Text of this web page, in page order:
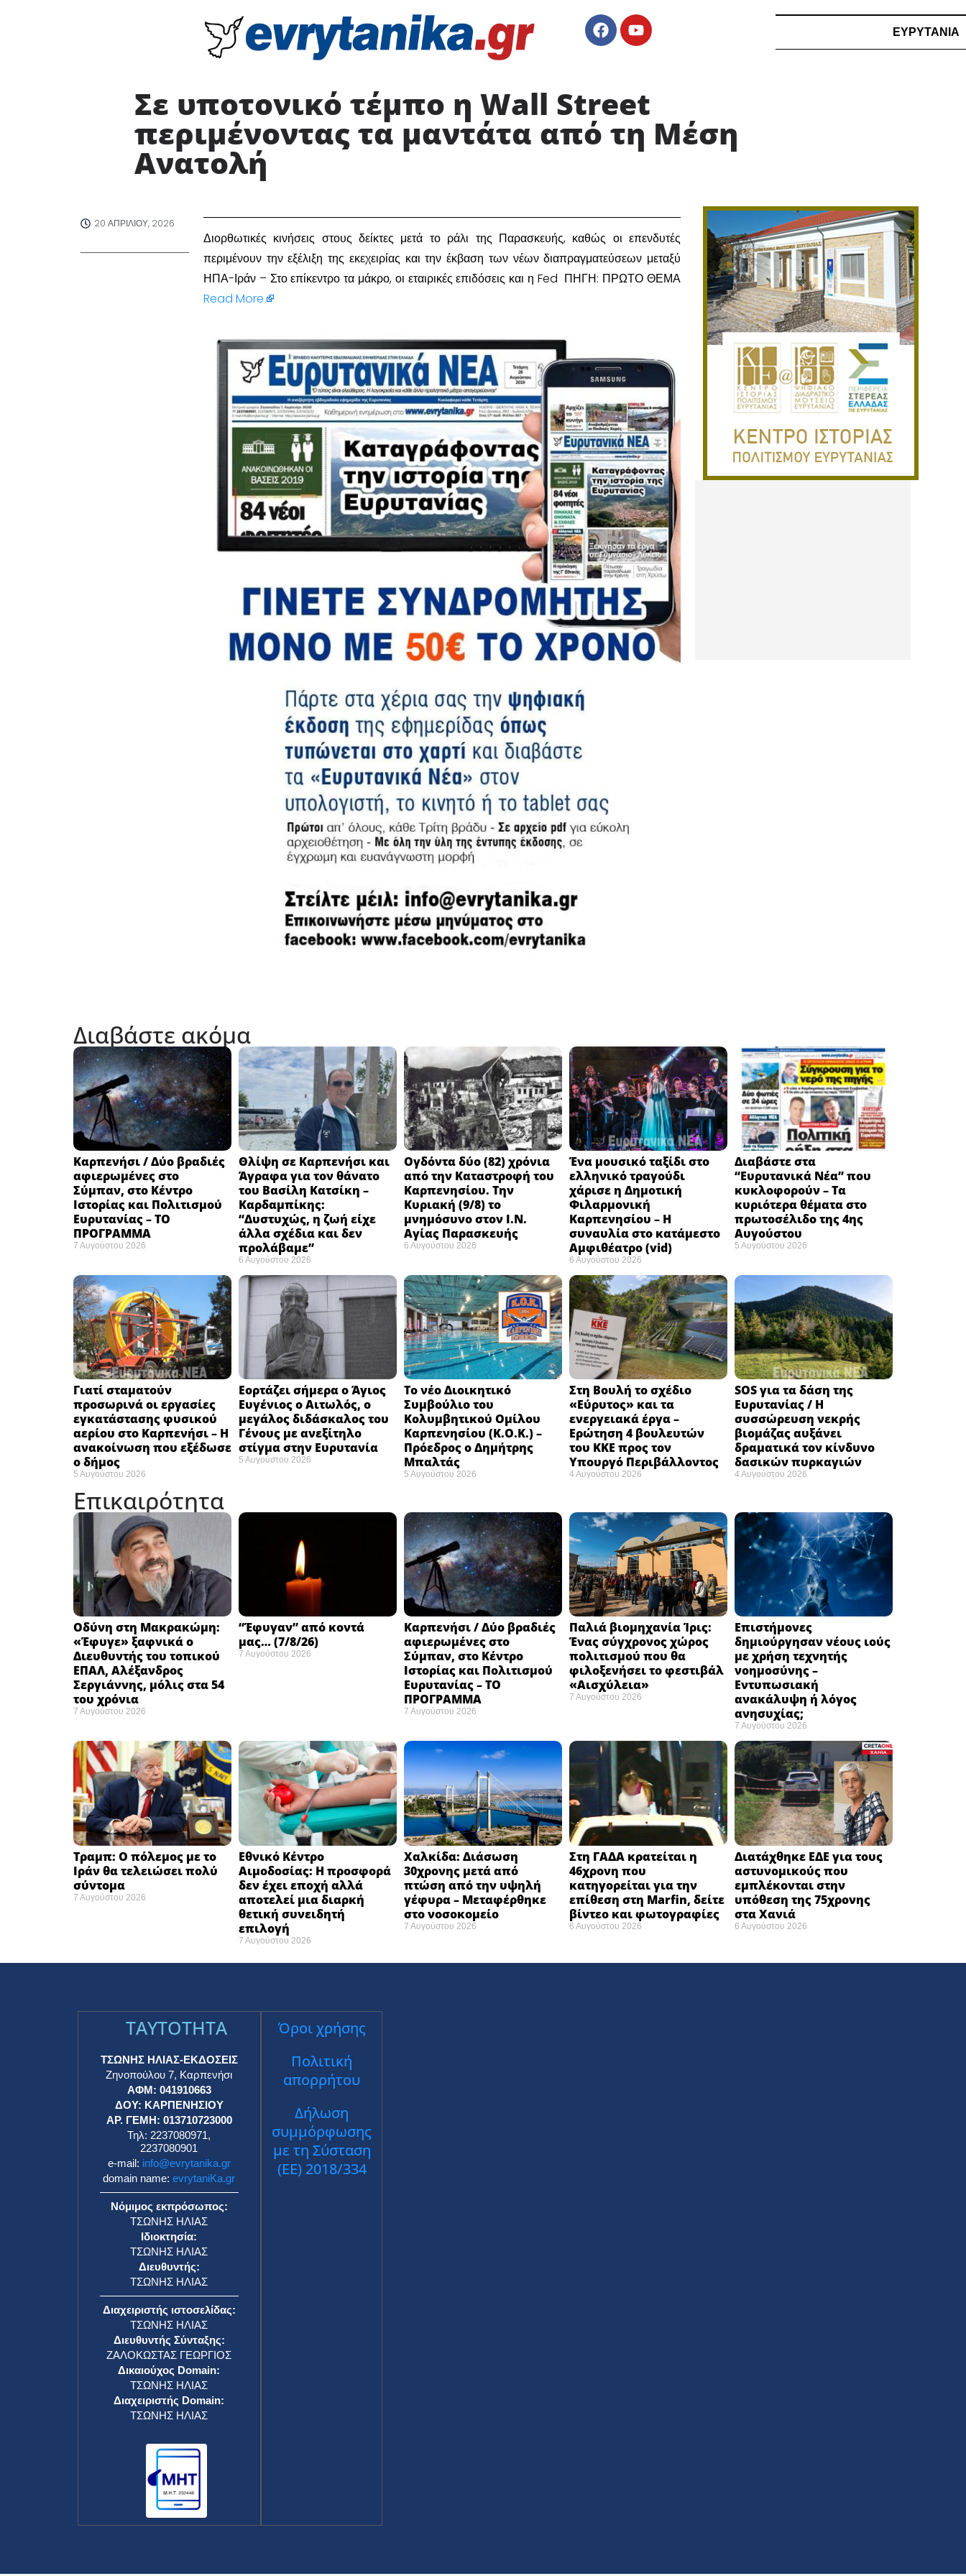
ΕΥΡΥΤΑΝΙΑ
Σε υποτονικό τέμπο η Wall Street
περιμένοντας τα μαντάτα από τη Μέση
Ανατολή
20 ΑΠΡΙΛΊΟΥ, 2026
Διορθωτικές κινήσεις στους δείκτες μετά το ράλι της Παρασκευής, καθώς οι επενδυτές
περιμένουν την εξέλιξη της εκεχειρίας και την έκβαση των νέων διαπραγματεύσεων μεταξύ
ΗΠΑ-Ιράν – Στο επίκεντρο τα μάκρο, οι εταιρικές επιδόσεις και η Fed ΠΗΓΗ: ΠΡΩΤΟ ΘΕΜΑ
Read More
Διαβάστε ακόμα
Καρπενήσι / Δύο βραδιές
αφιερωμένες στο
Σύμπαν, στο Κέντρο
Ιστορίας και Πολιτισμού
Ευρυτανίας – ΤΟ
ΠΡΟΓΡΑΜΜΑ
7 Αυγούστου 2026
Θλίψη σε Καρπενήσι και
Άγραφα για τον θάνατο
του Βασίλη Κατσίκη –
Καρδαμπίκης:
“Δυστυχώς, η ζωή είχε
άλλα σχέδια και δεν
προλάβαμε”
6 Αυγούστου 2026
Ογδόντα δύο (82) χρόνια
από την Καταστροφή του
Καρπενησίου. Την
Κυριακή (9/8) το
μνημόσυνο στον Ι.Ν.
Αγίας Παρασκευής
6 Αυγούστου 2026
Ένα μουσικό ταξίδι στο
ελληνικό τραγούδι
χάρισε η Δημοτική
Φιλαρμονική
Καρπενησίου – Η
συναυλία στο κατάμεστο
Αμφιθέατρο (vid)
6 Αυγούστου 2026
Διαβάστε στα
“Ευρυτανικά Νέα” που
κυκλοφορούν – Τα
κυριότερα θέματα στο
πρωτοσέλιδο της 4ης
Αυγούστου
5 Αυγούστου 2026
Γιατί σταματούν
προσωρινά οι εργασίες
εγκατάστασης φυσικού
αερίου στο Καρπενήσι – Η
ανακοίνωση που εξέδωσε
ο δήμος
5 Αυγούστου 2026
Εορτάζει σήμερα ο Άγιος
Ευγένιος ο Αιτωλός, ο
μεγάλος διδάσκαλος του
Γένους με ανεξίτηλο
στίγμα στην Ευρυτανία
5 Αυγούστου 2026
Το νέο Διοικητικό
Συμβούλιο του
Κολυμβητικού Ομίλου
Καρπενησίου (Κ.Ο.Κ.) –
Πρόεδρος ο Δημήτρης
Μπαλτάς
5 Αυγούστου 2026
Στη Βουλή το σχέδιο
«Εύρυτος» και τα
ενεργειακά έργα –
Ερώτηση 4 βουλευτών
του ΚΚΕ προς τον
Υπουργό Περιβάλλοντος
4 Αυγούστου 2026
SOS για τα δάση της
Ευρυτανίας / Η
συσσώρευση νεκρής
βιομάζας αυξάνει
δραματικά τον κίνδυνο
δασικών πυρκαγιών
4 Αυγούστου 2026
Επικαιρότητα
Οδύνη στη Μακρακώμη:
«Έφυγε» ξαφνικά ο
Διευθυντής του τοπικού
ΕΠΑΛ, Αλέξανδρος
Σεργιάννης, μόλις στα 54
του χρόνια
7 Αυγούστου 2026
“Έφυγαν” από κοντά
μας… (7/8/26)
7 Αυγούστου 2026
Καρπενήσι / Δύο βραδιές
αφιερωμένες στο
Σύμπαν, στο Κέντρο
Ιστορίας και Πολιτισμού
Ευρυτανίας – ΤΟ
ΠΡΟΓΡΑΜΜΑ
7 Αυγούστου 2026
Παλιά βιομηχανία Ίρις:
Ένας σύγχρονος χώρος
πολιτισμού που θα
φιλοξενήσει το φεστιβάλ
«Αισχύλεια» ​
7 Αυγούστου 2026
Επιστήμονες
δημιούργησαν νέους ιούς
με χρήση τεχνητής
νοημοσύνης –
Εντυπωσιακή
ανακάλυψη ή λόγος
ανησυχίας; ​
7 Αυγούστου 2026
Τραμπ: Ο πόλεμος με το
Ιράν θα τελειώσει πολύ
σύντομα ​
7 Αυγούστου 2026
Εθνικό Κέντρο
Αιμοδοσίας: H προσφορά
δεν έχει εποχή αλλά
αποτελεί μια διαρκή
θετική συνειδητή
επιλογή ​
7 Αυγούστου 2026
Χαλκίδα: Διάσωση
30χρονης μετά από
πτώση από την υψηλή
γέφυρα – Μεταφέρθηκε
στο νοσοκομείο ​
7 Αυγούστου 2026
Στη ΓΑΔΑ κρατείται η
46χρονη που
κατηγορείται για την
επίθεση στη Marfin, δείτε
βίντεο και φωτογραφίες
6 Αυγούστου 2026
Διατάχθηκε ΕΔΕ για τους
αστυνομικούς που
εμπλέκονται στην
υπόθεση της 75χρονης
στα Χανιά
6 Αυγούστου 2026
TAYTOTHTA
ΤΣΩΝΗΣ ΗΛΙΑΣ-ΕΚΔΟΣΕΙΣ
Ζηνοπούλου 7, Καρπενήσι
ΑΦΜ: 041910663
ΔΟΥ: ΚΑΡΠΕΝΗΣΙΟΥ
ΑΡ. ΓΕΜΗ: 013710723000
Τηλ: 2237080971,
2237080901
e-mail: info@evrytanika.gr
domain name:evrytaniKa.gr
Νόμιμος εκπρόσωπος:
ΤΣΩΝΗΣ ΗΛΙΑΣ
Ιδιοκτησία:
ΤΣΩΝΗΣ ΗΛΙΑΣ
Διευθυντής:
ΤΣΩΝΗΣ ΗΛΙΑΣ
Διαχειριστής ιστοσελίδας:
ΤΣΩΝΗΣ ΗΛΙΑΣ
Διευθυντής Σύνταξης:
ΖΑΛΟΚΩΣΤΑΣ ΓΕΩΡΓΙΟΣ
Δικαιούχος Domain:
ΤΣΩΝΗΣ ΗΛΙΑΣ
Διαχειριστής Domain:
ΤΣΩΝΗΣ ΗΛΙΑΣ
Όροι χρήσης
Πολιτική
απορρήτου
Δήλωση
συμμόρφωσης
με τη Σύσταση
(ΕΕ) 2018/334